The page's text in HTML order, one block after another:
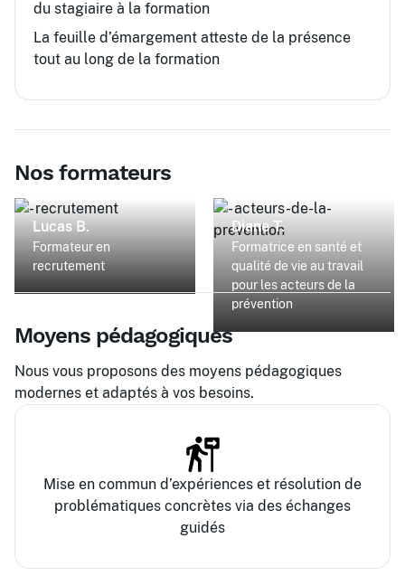
du stagiaire à la formation
La feuille d’émargement atteste de la présence
tout au long de la formation
Nos formateurs
Lucas B.
Formateur en
recrutement
Diane T.
Formatrice en santé et
qualité de vie au travail
pour les acteurs de la
prévention
Moyens pédagogiques
Nous vous proposons des moyens pédagogiques
modernes et adaptés à vos besoins.
Mise en commun d’expériences et résolution de
problématiques concrètes via des échanges
guidés